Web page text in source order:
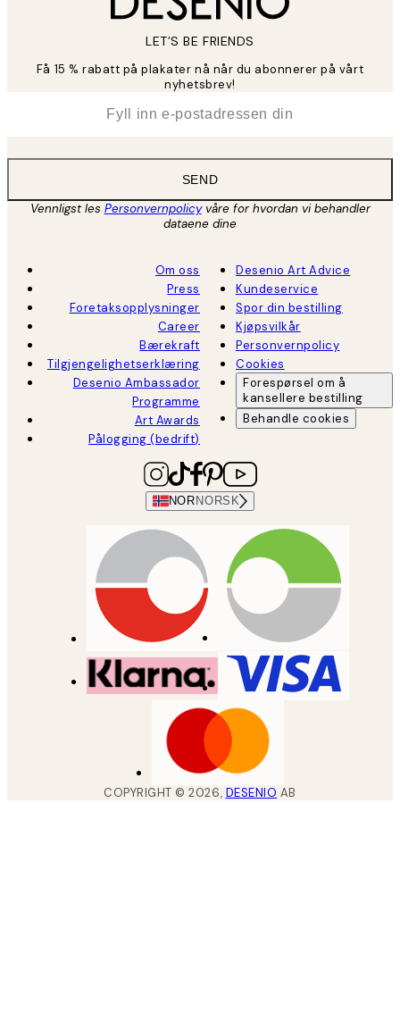
LET’S BE FRIENDS
Få 15 % rabatt på plakater nå når du abonnerer på vårt
nyhetsbrev!
SEND
Vennligst les Personvernpolicyvåre for hvordan vi behandler
dataene dine
Om oss
Press
Foretaksopplysninger
Career
Bærekraft
Tilgjengelighetserklæring
Desenio Ambassador
Programme
Art Awards
Pålogging (bedrift)
Desenio Art Advice
Kundeservice
Spor din bestilling
Kjøpsvilkår
Personvernpolicy
Cookies
Forespørsel om å
kansellere bestilling
Behandle cookies
NOR NORSK
COPYRIGHT ©2026, DESENIO AB